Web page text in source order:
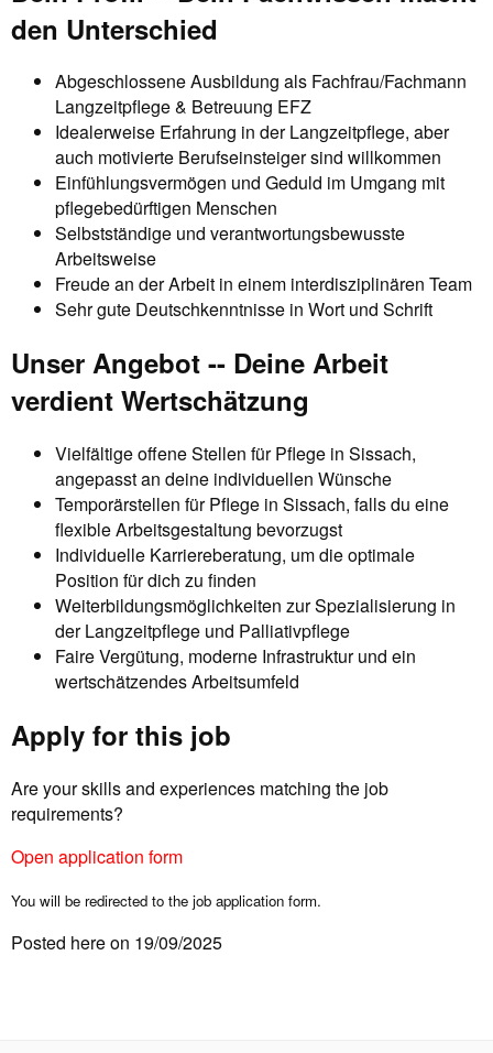
den Unterschied
Abgeschlossene Ausbildung als Fachfrau/Fachmann
Langzeitpflege & Betreuung EFZ
Idealerweise Erfahrung in der Langzeitpflege, aber
auch motivierte Berufseinsteiger sind willkommen
Einfühlungsvermögen und Geduld im Umgang mit
pflegebedürftigen Menschen
Selbstständige und verantwortungsbewusste
Arbeitsweise
Freude an der Arbeit in einem interdisziplinären Team
Sehr gute Deutschkenntnisse in Wort und Schrift
Unser Angebot -- Deine Arbeit
verdient Wertschätzung
Vielfältige offene Stellen für Pflege in Sissach,
angepasst an deine individuellen Wünsche
Temporärstellen für Pflege in Sissach, falls du eine
flexible Arbeitsgestaltung bevorzugst
Individuelle Karriereberatung, um die optimale
Position für dich zu finden
Weiterbildungsmöglichkeiten zur Spezialisierung in
der Langzeitpflege und Palliativpflege
Faire Vergütung, moderne Infrastruktur und ein
wertschätzendes Arbeitsumfeld
Apply for this job
Are your skills and experiences matching the job
requirements?
Open application form
You will be redirected to the job application form.
Posted here on 19/09/2025